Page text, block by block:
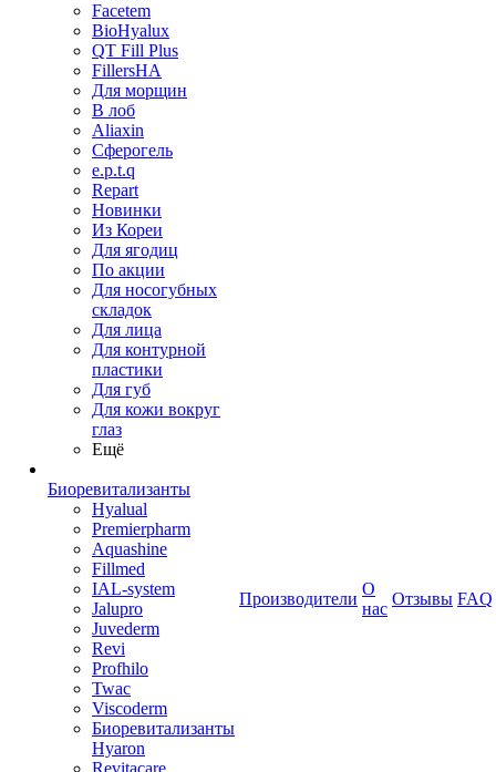
Facetem
BioHyalux
QT Fill Plus
FillersHA
Для морщин
В лоб
Aliaxin
Сферогель
e.p.t.q
Repart
Новинки
Из Кореи
Для ягодиц
По акции
Для носогубных
складок
Для лица
Для контурной
пластики
Для губ
Для кожи вокруг
глаз
Ещё
Биоревитализанты
Hyalual
Premierpharm
Aquashine
Fillmed
IAL-system
Jalupro
Juvederm
Revi
Profhilo
Twac
Viscoderm
Биоревитализанты
Hyaron
Revitacare
Производители
О
нас
Отзывы FAQ